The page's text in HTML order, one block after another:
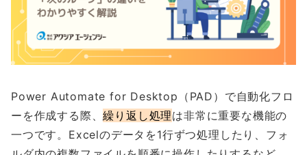
Power Automate for Desktop（PAD）で自動化フロ
ーを作成する際、繰り返し処理は非常に重要な機能の
一つです。Excelのデータを1行ずつ処理したり、フォ